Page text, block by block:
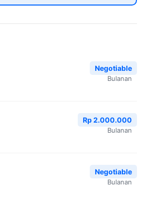
Negotiable
Bulanan
Rp 2.000.000
Bulanan
Negotiable
Bulanan